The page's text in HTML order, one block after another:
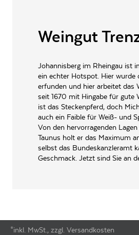
PRODUKTTYP
PRODUZENT / ABFÜLLER / HERSTELLER
WEINTYPGESCHMACK
ARTIKELNUMMER
Weingut
Johannisberg im Rheingau ist
ein echter Hotspot. Hier wurde
erfunden und hier arbeitet das
seit 1670 mit Hingabe für gute
ist das Steckenpferd, doch
auch ein Faible für Weiß- und
Von den hervorragenden
Taunus holt er das Maximum
selbst das Bundeskanzleramt
Geschmack. Jetzt sind Sie an
*inkl. MwSt., zzgl. Versandkosten